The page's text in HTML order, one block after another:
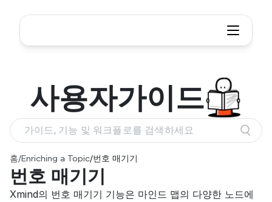
홈/Enriching a Topic/번호 매기기
번호 매기기
Xmind의 번호 매기기 기능은 마인드 맵의 다양한 노드에
사용자가이드
가이드, 기능 및 워크플로를 검색하세요